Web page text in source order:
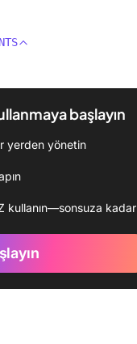
başlayın
yerden yönetin
kullanın—sonsuza kadar